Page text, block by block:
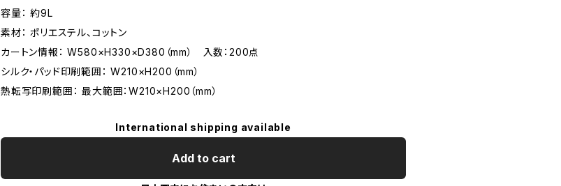
容量： 約9L
素材： ポリエステル、コットン
カートン情報： W580×H330×D380（mm） 入数：200点
シルク・パッド印刷範囲： W210×H200（mm）
熱転写印刷範囲： 最大範囲：W210×H200（mm）
International shipping available
Add to cart